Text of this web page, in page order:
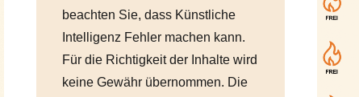
beachten Sie, dass Künstliche
Intelligenz Fehler machen kann.
Für die Richtigkeit der Inhalte wird
keine Gewähr übernommen. Die